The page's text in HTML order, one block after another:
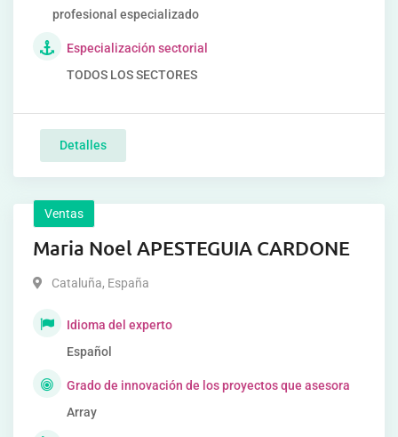
profesional especializado
Especialización sectorial
TODOS LOS SECTORES
Detalles
Ventas
Maria Noel APESTEGUIA CARDONE
Cataluña, España
Idioma del experto
Español
Grado de innovación de los proyectos que asesora
Array